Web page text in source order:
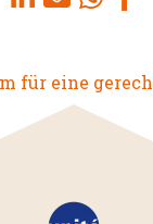
für eine